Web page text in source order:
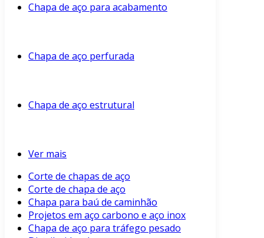
Chapa de aço para acabamento
Chapa de aço perfurada
Chapa de aço estrutural
Ver mais
Corte de chapas de aço
Corte de chapa de aço
Chapa para baú de caminhão
Projetos em aço carbono e aço inox
Chapa de aço para tráfego pesado